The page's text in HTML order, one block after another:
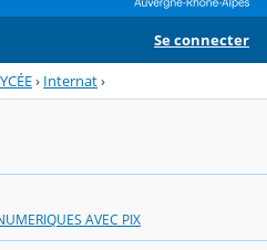
Se connecter
› Internat›
AVEC PIX